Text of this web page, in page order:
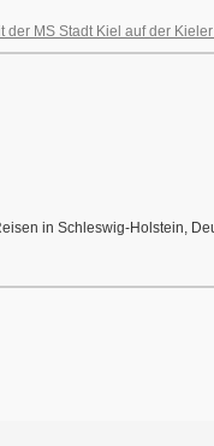
der MS Stadt Kiel auf der
in Schleswig-Holstein,